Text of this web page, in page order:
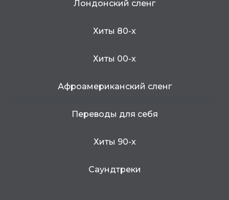
Лондонский сленг
Хиты 80-х
Хиты 00-х
Афроамериканский сленг
Переводы для себя
Хиты 90-х
Саундтреки